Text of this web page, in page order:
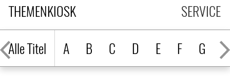
THEMENKIOSK
Alle Titel
A B C D E F G H
SERVICE